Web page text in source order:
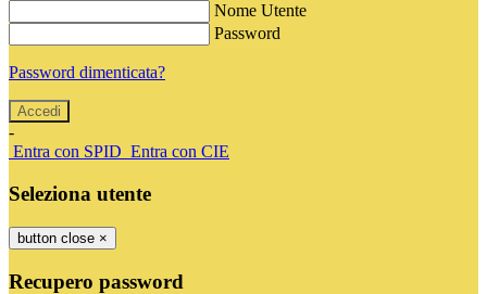
Nome Utente
Password
Password dimenticata?
-
Entra con SPID Entra con CIE
Seleziona utente
button close ×
Recupero password